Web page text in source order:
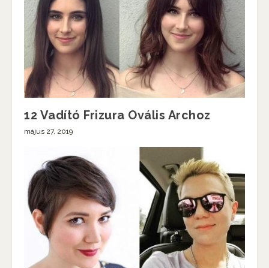
12 Vadító Frizura Ovális Archoz
május 27, 2019